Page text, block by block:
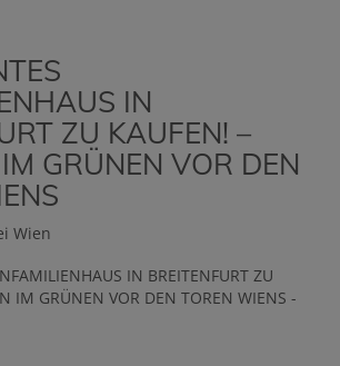
IN
ZU KAUFEN! –
GRÜNEN VOR DEN
Wien